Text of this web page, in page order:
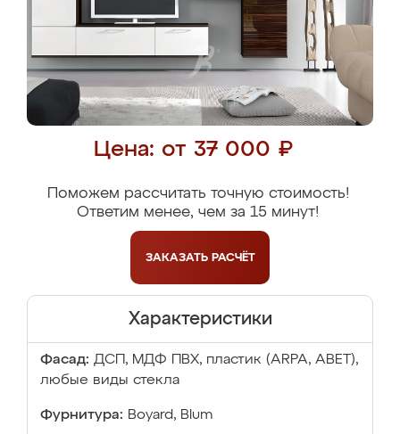
Цена: от 37 000 ₽
Поможем рассчитать точную стоимость!
Ответим менее, чем за 15 минут!
ЗАКАЗАТЬ РАСЧЁТ
Характеристики
Фасад: ДСП, МДФ ПВХ, пластик (ARPA, ABET),
любые виды стекла
Фурнитура: Boyard, Blum